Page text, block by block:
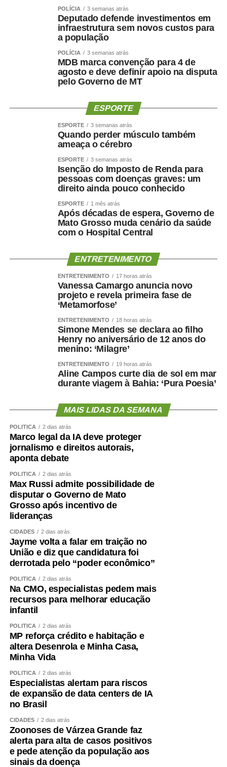
POLÍCIA 3 semanas atrás
Deputado defende investimentos em
infraestrutura sem novos custos para
a população
POLÍCIA 3 semanas atrás
MDB marca convenção para 4 de
agosto e deve definir apoio na disputa
pelo Governo de MT
ESPORTE
ESPORTE 3 semanas atrás
Quando perder músculo também
ameaça o cérebro
ESPORTE 3 semanas atrás
Isenção do Imposto de Renda para
pessoas com doenças graves: um
direito ainda pouco conhecido
ESPORTE 1 mês atrás
Após décadas de espera, Governo de
Mato Grosso muda cenário da saúde
com o Hospital Central
ENTRETENIMENTO
ENTRETENIMENTO 17 horas atrás
Vanessa Camargo anuncia novo
projeto e revela primeira fase de
‘Metamorfose’
ENTRETENIMENTO 18 horas atrás
Simone Mendes se declara ao filho
Henry no aniversário de 12 anos do
menino: ‘Milagre’
ENTRETENIMENTO 19 horas atrás
Aline Campos curte dia de sol em mar
durante viagem à Bahia: ‘Pura Poesia’
MAIS LIDAS DA SEMANA
POLÍTICA 2 dias atrás
Marco legal da IA deve proteger
jornalismo e direitos autorais,
aponta debate
POLÍTICA 2 dias atrás
Max Russi admite possibilidade de
disputar o Governo de Mato
Grosso após incentivo de
lideranças
CIDADES 2 dias atrás
Jayme volta a falar em traição no
União e diz que candidatura foi
derrotada pelo “poder econômico”
POLÍTICA 2 dias atrás
Na CMO, especialistas pedem mais
recursos para melhorar educação
infantil
POLÍTICA 2 dias atrás
MP reforça crédito e habitação e
altera Desenrola e Minha Casa,
Minha Vida
POLÍTICA 2 dias atrás
Especialistas alertam para riscos
de expansão de data centers de IA
no Brasil
CIDADES 2 dias atrás
Zoonoses de Várzea Grande faz
alerta para alta de casos positivos
e pede atenção da população aos
sinais da doença